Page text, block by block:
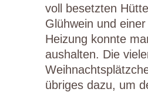
voll besetzten
Glühwein und
Heizung konnte
aushalten. Die
übriges dazu, um